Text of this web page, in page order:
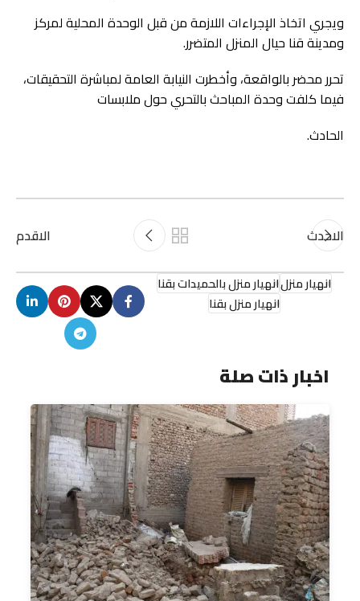
ويجري اتخاذ الإجراءات اللازمة من قبل الوحدة المحلية لمركز
ومدينة قنا حيال المنزل المتضرر.
تحرر محضر بالواقعة، وأخطرت النيابة العامة لمباشرة التحقيقات،
فيما كلفت وحدة المباحث بالتحري حول ملابسات
الحادث.
الاحدث الاقدم
انهيار منزلانهيار منزل بالحميدات بقنا
انهيار منزل بقنا
اخبار ذات صلة